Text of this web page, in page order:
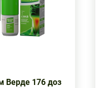
Верде 176 доз